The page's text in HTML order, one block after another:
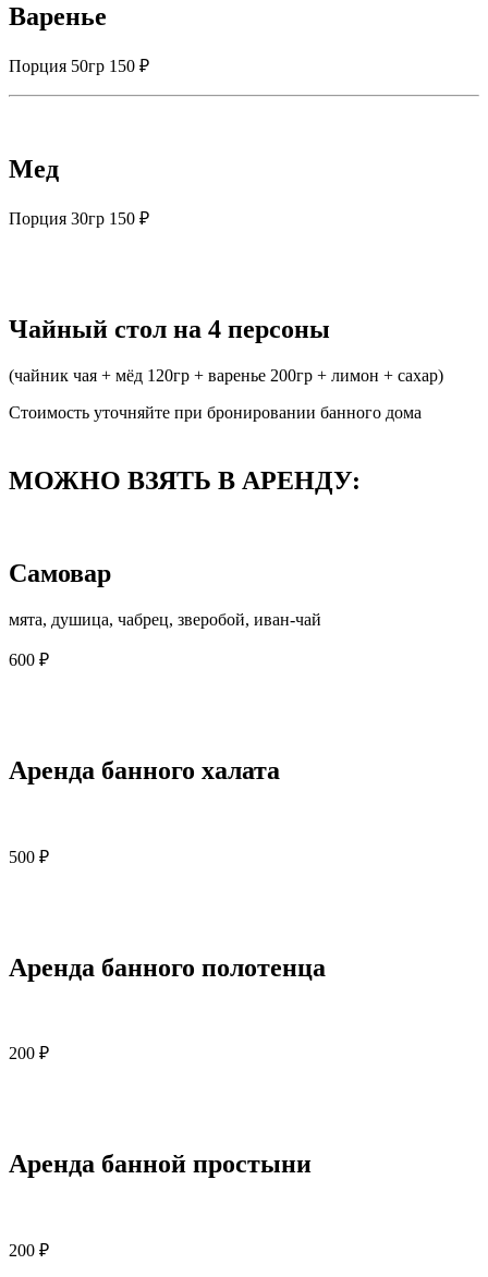
Варенье
Порция 50гр 150 ₽
Мед
Порция 30гр 150 ₽
Чайный стол на 4 персоны
(чайник чая + мёд 120гр + варенье 200гр + лимон + сахар)
Стоимость уточняйте при бронировании банного дома
МОЖНО ВЗЯТЬ В АРЕНДУ:
Самовар
мята, душица, чабрец, зверобой, иван-чай
600 ₽
Аренда банного халата
500 ₽
Аренда банного полотенца
200 ₽
Аренда банной простыни
200 ₽